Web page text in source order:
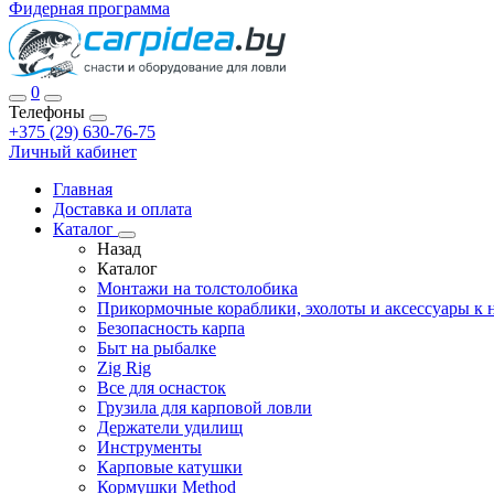
Фидерная программа
0
Телефоны
+375 (29) 630-76-75
Личный кабинет
Главная
Доставка и оплата
Каталог
Назад
Каталог
Монтажи на толстолобика
Прикормочные кораблики, эхолоты и аксессуары к
Безопасность карпа
Быт на рыбалке
Zig Rig
Все для оснасток
Грузила для карповой ловли
Держатели удилищ
Инструменты
Карповые катушки
Кормушки Method